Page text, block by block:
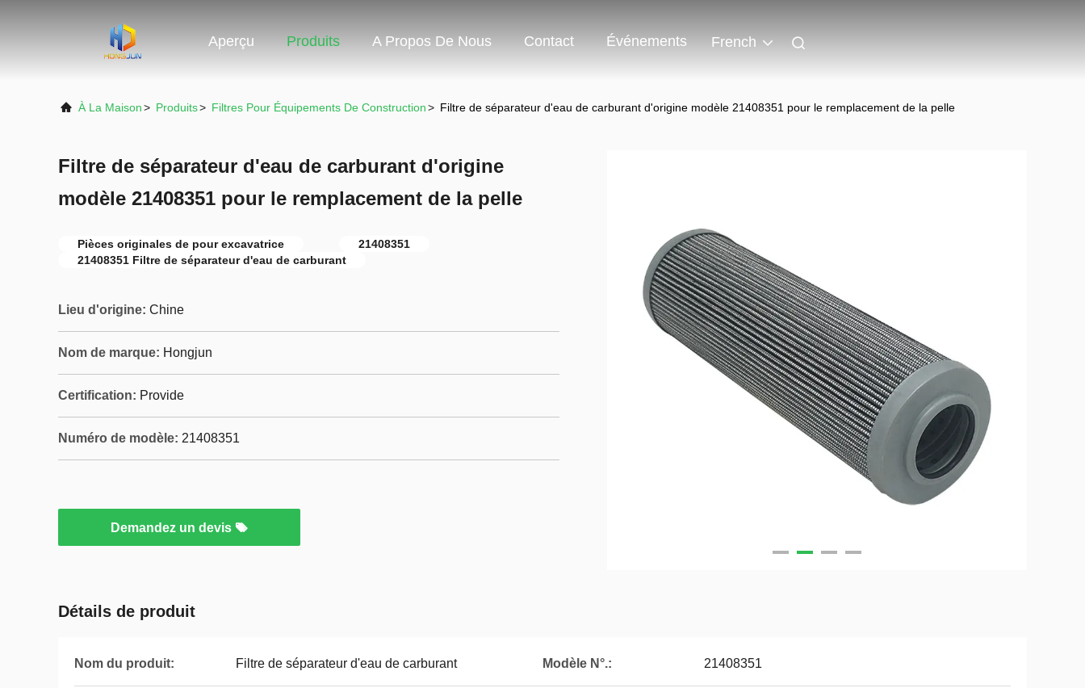
Aperçu Produits A Propos De Nous Contact Événements French
À La Maison> Produits> Filtres Pour Équipements De Construction> Filtre de séparateur d'eau de carburant d'origine modèle 21408351 pour le remplacement de la pelle
Filtre de séparateur d'eau de carburant d'origine
modèle 21408351 pour le remplacement de la pelle
Pièces originales de pour excavatrice
21408351
21408351 Filtre de séparateur d'eau de carburant
Lieu d'origine: Chine
Nom de marque: Hongjun
Certification: Provide
Numéro de modèle: 21408351
Demandez un devis
Détails de produit
Nom du produit: Filtre de séparateur d'eau de carburant Modèle N°.: 21408351